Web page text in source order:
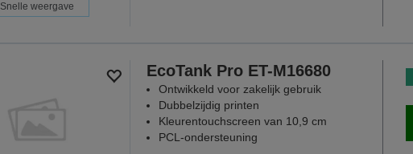
Snelle weergave
EcoTank Pro ET-M16680
Ontwikkeld voor zakelijk gebruik
Dubbelzijdig printen
Kleurentouchscreen van 10,9 cm
PCL-ondersteuning